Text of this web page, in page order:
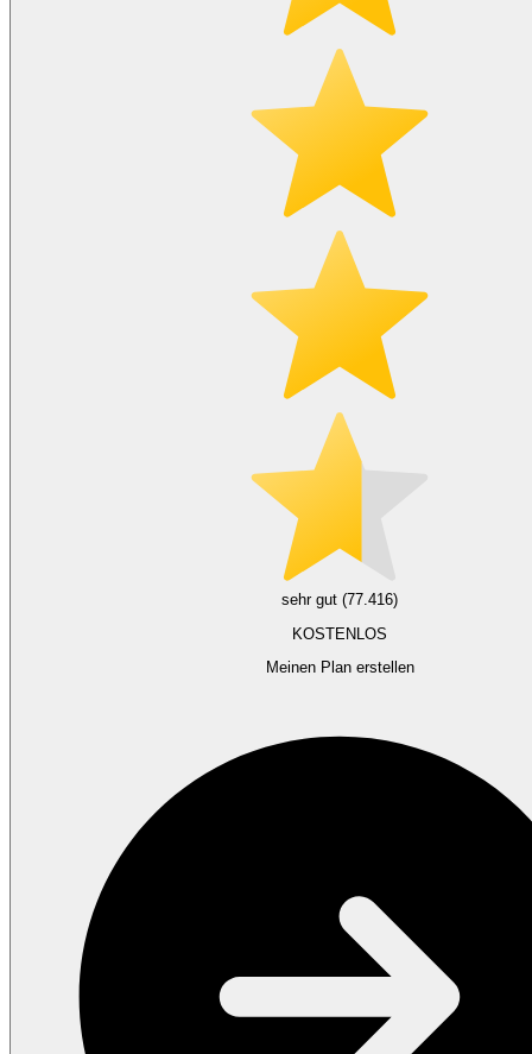
sehr gut (77.416)
KOSTENLOS
Meinen Plan erstellen